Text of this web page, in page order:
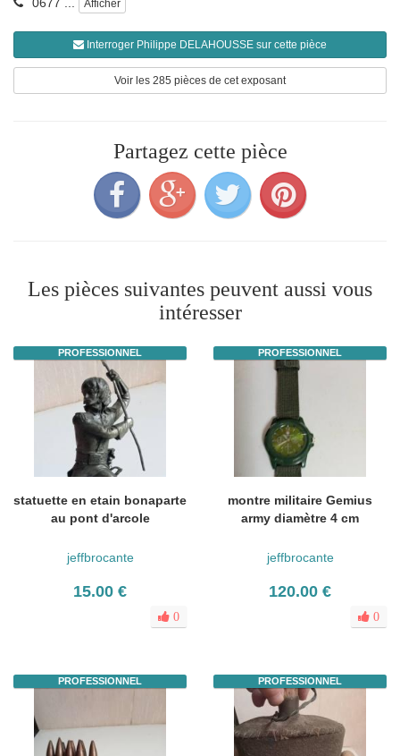
Afficher
Interroger Philippe DELAHOUSSE sur cette pièce
Voir les 285 pièces de cet exposant
Partagez cette pièce
Les pièces suivantes peuvent aussi vous
intéresser
PROFESSIONNEL
statuette en etain bonaparte
au pont d'arcole
jeffbrocante
15.00 €
0
PROFESSIONNEL
montre militaire Gemius
army diamètre 4 cm
jeffbrocante
120.00 €
0
PROFESSIONNEL PROFESSIONNEL